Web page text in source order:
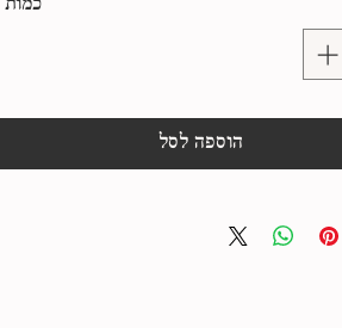
כמות
הוספה לסל